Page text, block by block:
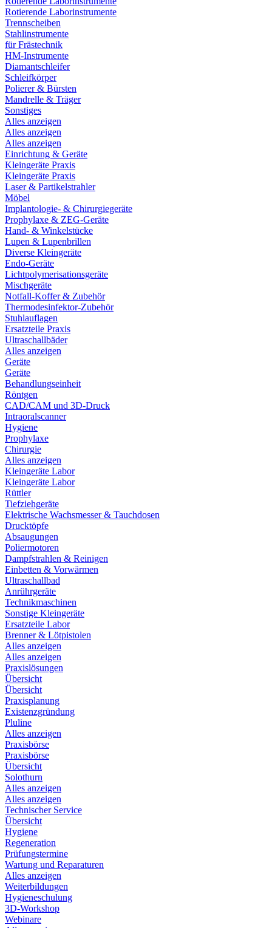
Rotierende Laborinstrumente
Trennscheiben
Stahlinstrumente
für Frästechnik
HM-Instrumente
Diamantschleifer
Schleifkörper
Polierer & Bürsten
Mandrelle & Träger
Sonstiges
Alles anzeigen
Alles anzeigen
Alles anzeigen
Einrichtung & Geräte
Kleingeräte Praxis
Kleingeräte Praxis
Laser & Partikelstrahler
Möbel
Implantologie- & Chirurgiegeräte
Prophylaxe & ZEG-Geräte
Hand- & Winkelstücke
Lupen & Lupenbrillen
Diverse Kleingeräte
Endo-Geräte
Lichtpolymerisationsgeräte
Mischgeräte
Notfall-Koffer & Zubehör
Thermodesinfektor-Zubehör
Stuhlauflagen
Ersatzteile Praxis
Ultraschallbäder
Alles anzeigen
Geräte
Geräte
Behandlungseinheit
Röntgen
CAD/CAM und 3D-Druck
Intraoralscanner
Hygiene
Prophylaxe
Chirurgie
Alles anzeigen
Kleingeräte Labor
Kleingeräte Labor
Rüttler
Tiefziehgeräte
Elektrische Wachsmesser & Tauchdosen
Drucktöpfe
Absaugungen
Poliermotoren
Dampfstrahlen & Reinigen
Einbetten & Vorwärmen
Ultraschallbad
Anrührgeräte
Technikmaschinen
Sonstige Kleingeräte
Ersatzteile Labor
Brenner & Lötpistolen
Alles anzeigen
Alles anzeigen
Praxislösungen
Übersicht
Übersicht
Praxisplanung
Existenzgründung
Pluline
Alles anzeigen
Praxisbörse
Praxisbörse
Übersicht
Solothurn
Alles anzeigen
Alles anzeigen
Technischer Service
Übersicht
Hygiene
Regeneration
Prüfungstermine
Wartung und Reparaturen
Alles anzeigen
Weiterbildungen
Hygieneschulung
3D-Workshop
Webinare